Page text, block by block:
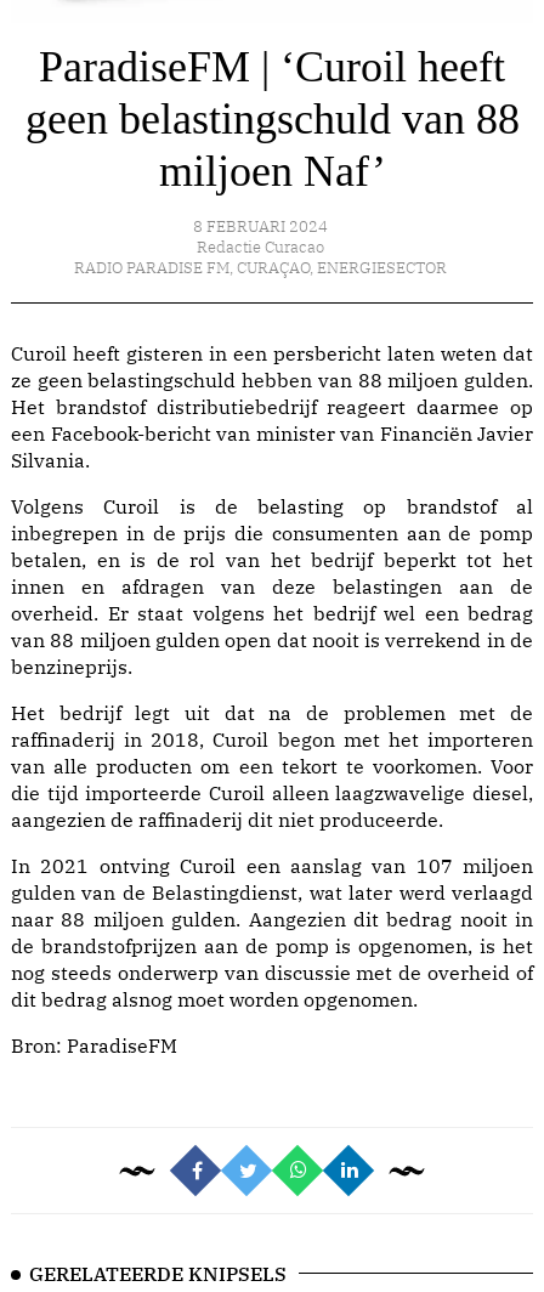
ParadiseFM | ‘Curoil heeft
geen belastingschuld van 88
miljoen Naf’
8 FEBRUARI 2024
Redactie Curacao
RADIO PARADISE FM, CURAÇAO, ENERGIESECTOR
Curoil heeft gisteren in een persbericht laten weten dat
ze geen belastingschuld hebben van 88 miljoen gulden.
Het brandstof distributiebedrijf reageert daarmee op
een Facebook-bericht van minister van Financiën Javier
Silvania.
Volgens Curoil is de belasting op brandstof al
inbegrepen in de prijs die consumenten aan de pomp
betalen, en is de rol van het bedrijf beperkt tot het
innen en afdragen van deze belastingen aan de
overheid. Er staat volgens het bedrijf wel een bedrag
van 88 miljoen gulden open dat nooit is verrekend in de
benzineprijs.
Het bedrijf legt uit dat na de problemen met de
raffinaderij in 2018, Curoil begon met het importeren
van alle producten om een tekort te voorkomen. Voor
die tijd importeerde Curoil alleen laagzwavelige diesel,
aangezien de raffinaderij dit niet produceerde.
In 2021 ontving Curoil een aanslag van 107 miljoen
gulden van de Belastingdienst, wat later werd verlaagd
naar 88 miljoen gulden. Aangezien dit bedrag nooit in
de brandstofprijzen aan de pomp is opgenomen, is het
nog steeds onderwerp van discussie met de overheid of
dit bedrag alsnog moet worden opgenomen.
Bron: ParadiseFM
GERELATEERDE KNIPSELS